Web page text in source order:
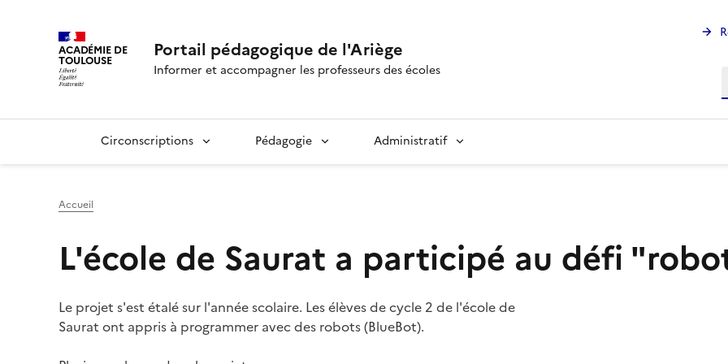
ACADÉMIE DE
TOULOUSE Portail pédagogique de l'Ariège
Informer et accompagner les professeurs des écoles
Circonscriptions Pédagogie Administratif
Accueil
L'école de Saurat a participé au défi
Le projet s'est étalé sur l'année scolaire. Les élèves de cycle 2 de l'école de
Saurat ont appris à programmer avec des robots (BlueBot).